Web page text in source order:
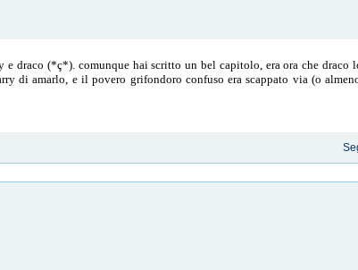
draco (*ç*). comunque hai scritto un bel capitolo, era ora che draco
di amarlo, e il povero grifondoro confuso era scappato via (o